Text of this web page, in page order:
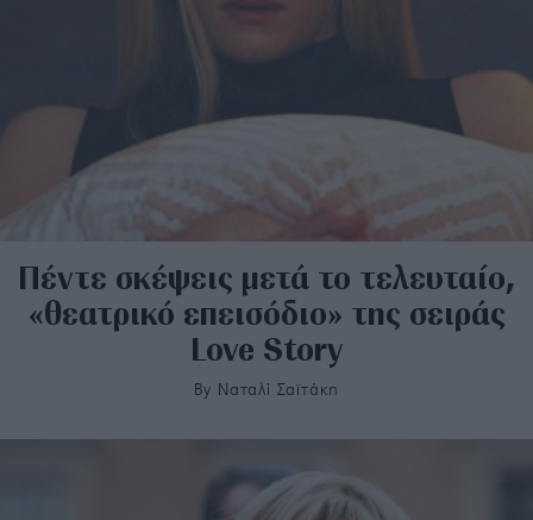
Πέντε σκέψεις μετά το τελευταίο,
«θεατρικό επεισόδιο» της σειράς
Love Story
By Ναταλί Σαϊτάκη